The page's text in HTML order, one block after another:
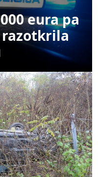
eura pa
razotkrila